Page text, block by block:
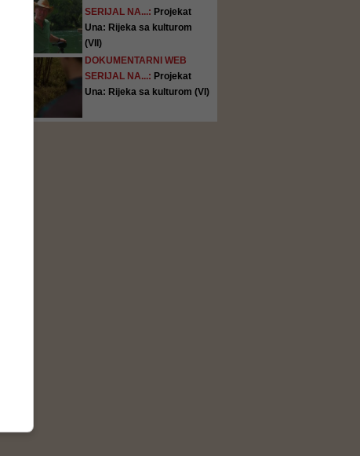
SERIJAL NA...: Projekat
Una: Rijeka sa kulturom
(VII)
DOKUMENTARNI WEB
SERIJAL NA...: Projekat
Una: Rijeka sa kulturom (VI)